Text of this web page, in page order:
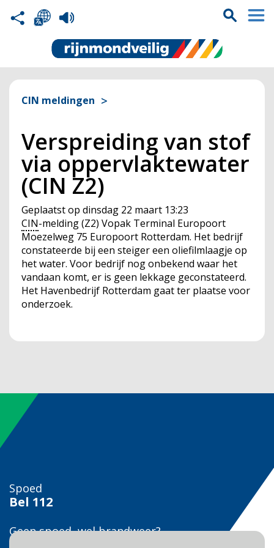
CIN meldingen
Verspreiding van stof
via oppervlaktewater
(CIN Z2)
Geplaatst op dinsdag 22 maart 13:23
CIN-melding (Z2) Vopak Terminal Europoort
Moezelweg 75 Europoort Rotterdam. Het bedrijf
constateerde bij een steiger een oliefilmlaagje op
het water. Voor bedrijf nog onbekend waar het
vandaan komt, er is geen lekkage geconstateerd.
Het Havenbedrijf Rotterdam gaat ter plaatse voor
onderzoek.
Spoed
Bel 112
Geen spoed, wel brandweer?
Bel